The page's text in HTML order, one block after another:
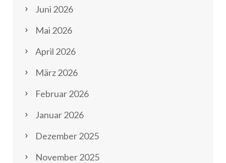
Juni 2026
Mai 2026
April 2026
März 2026
Februar 2026
Januar 2026
Dezember 2025
November 2025